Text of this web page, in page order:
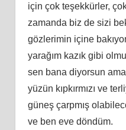
için çok teşekkürler,
zamanda biz de sizi
gözlerimin içine
yarağım kazık gibi
sen bana diyorsun
yüzün kıpkırmızı ve
güneş çarpmış
ve ben eve döndüm.